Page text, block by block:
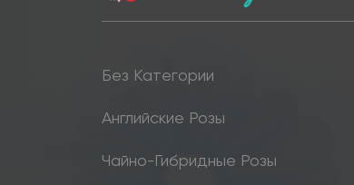
Без Категории
Английские Розы
Чайно-Гибридные Розы